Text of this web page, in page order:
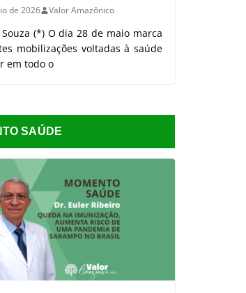
de 2026 Valor Amazônico
(*) O dia 28 de maio marca
mobilizações voltadas à saúde
em todo o
SAÚDE